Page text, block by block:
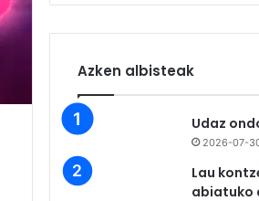
Azken albisteak
Udaz
2026-07-
Lau
abiatuko